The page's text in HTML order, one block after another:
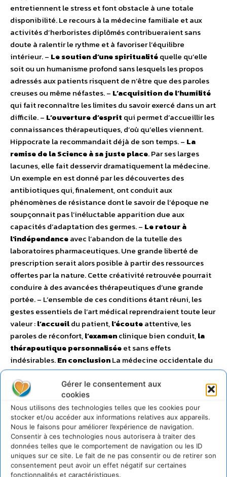
Gérer le consentement aux
cookies
Nous utilisons des technologies telles que les cookies pour
stocker et/ou accéder aux informations relatives aux appareils.
Nous le faisons pour améliorer l’expérience de navigation.
Consentir à ces technologies nous autorisera à traiter des
données telles que le comportement de navigation ou les ID
uniques sur ce site. Le fait de ne pas consentir ou de retirer son
consentement peut avoir un effet négatif sur certaines
fonctionnalités et caractéristiques.
entretiennent le stress et font obstacle à une totale
disponibilité. Le recours à la médecine familiale et aux
activités d’herboristes diplômés contribueraient sans
doute à ralentir le rythme et à favoriser l’équilibre
intérieur. – Le soutien d’une spiritualitéquelle qu’elle
soit ou un humanisme profond sans lesquels les propos
adressés aux patients risquent de n’être que des paroles
creuses ou même néfastes. – L’acquisition de l’humilité
qui fait reconnaître les limites du savoir exercé dans un art
difficile. – L’ouverture d’esprit qui permet d’accueillir les
connaissances thérapeutiques, d’où qu’elles viennent.
Hippocrate la recommandait déjà de son temps. – La
remise de la Science à sa juste place. Par ses larges
lacunes, elle fait desservir dramatiquement la médecine.
Un exemple en est donné par les découvertes des
antibiotiques qui, finalement, ont conduit aux
phénomènes de résistance dont le savoir de l’époque ne
soupçonnait pas l’inéluctable apparition due aux
capacités d’adaptation des germes. – Le retour à
l’indépendanceavec l’abandon de la tutelle des
laboratoires pharmaceutiques. Une grande liberté de
prescription serait alors posible à partir des ressources
offertes par la nature. Cette créativité retrouvée pourrait
conduire à des avancées thérapeutiques d’une grande
portée. – L’ensemble de ces conditions étant réuni, les
gestes essentiels de l’art médical reprendraient toute leur
valeur :l’accueildu patient,l’écouteattentive, les
paroles de réconfort,l’examenclinique bien conduit,la
thérapeutique personnaliséeet sans effets
indésirables.En conclusionLa médecine occidentale du
20e siècle matérialiste, technique et chimique s’est
déshumanisée. Sa vision partielle de l’être humain limitée
au corps privé de l’âme et de l’esprit a créé un grand
malaise. Retrouver le chemin de la simplicité
accompagnée de l’efficacité et la voie de la sagesse
demandera une profonde remise en question. La
médecine de demain sera dès lors en mesure de répondre
véritablement à l’attente de tous ceux et celles qu’affecte
la maladie et qui espèrent la guérison.Dr Yvette Parès